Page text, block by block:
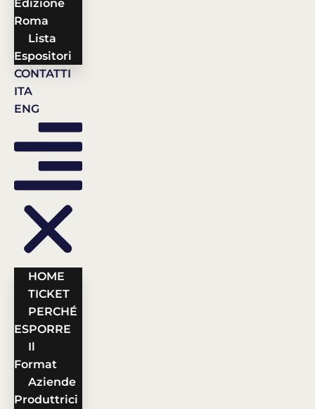
Edizione
Roma
Lista
Espositori
CONTATTI
ITA
ENG
HOME
TICKET
PERCHÉ
ESPORRE
Il
Format
Aziende
Produttrici